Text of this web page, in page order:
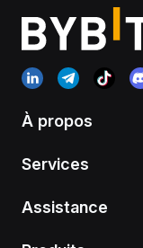
À propos
Services
Assistance